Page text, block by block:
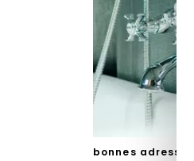
bonnes adresses